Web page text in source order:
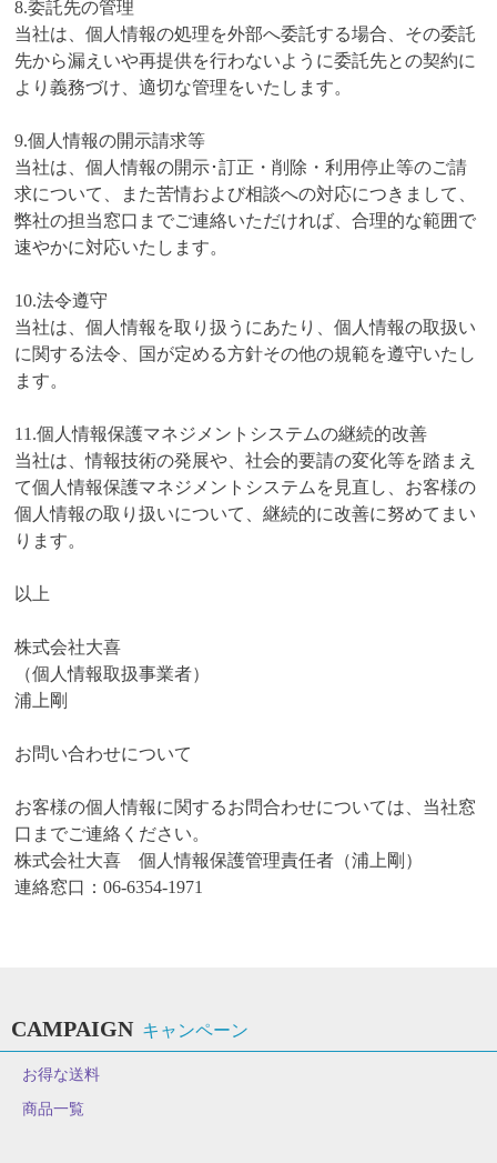
8.委託先の管理
当社は、個人情報の処理を外部へ委託する場合、その委託
先から漏えいや再提供を行わないように委託先との契約に
より義務づけ、適切な管理をいたします。
9.個人情報の開示請求等
当社は、個人情報の開示･訂正・削除・利用停止等のご請
求について、また苦情および相談への対応につきまして、
弊社の担当窓口までご連絡いただければ、合理的な範囲で
速やかに対応いたします。
10.法令遵守
当社は、個人情報を取り扱うにあたり、個人情報の取扱い
に関する法令、国が定める方針その他の規範を遵守いたし
ます。
11.個人情報保護マネジメントシステムの継続的改善
当社は、情報技術の発展や、社会的要請の変化等を踏まえ
て個人情報保護マネジメントシステムを見直し、お客様の
個人情報の取り扱いについて、継続的に改善に努めてまい
ります。
以上
株式会社大喜
（個人情報取扱事業者）
浦上剛
お問い合わせについて
お客様の個人情報に関するお問合わせについては、当社窓
口までご連絡ください。
株式会社大喜 個人情報保護管理責任者（浦上剛）
連絡窓口：06-6354-1971
CAMPAIGN キャンペーン
お得な送料
商品一覧